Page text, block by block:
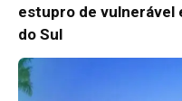
estupro de vulnerável
do Sul